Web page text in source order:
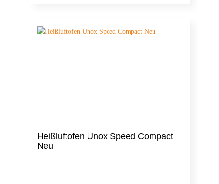
Heißluftofen Unox Speed Compact
Neu